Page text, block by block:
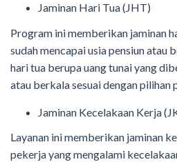
Jaminan Hari Tua (JHT)
Program ini memberikan jaminan
sudah mencapai usia pensiun atau
hari tua berupa uang tunai yang
atau berkala sesuai dengan pilihan
Jaminan Kecelakaan Kerja
Layanan ini memberikan jaminan
pekerja yang mengalami